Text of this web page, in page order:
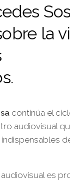
la
continúa el
audiovisual
es